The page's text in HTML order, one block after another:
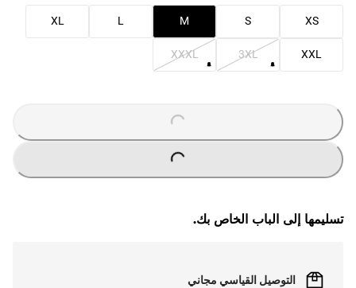
XS
S
M
L
XL
XXL
3XL
XXXL
L
.
تسليمها إلى الباب الخاص بك.
التوصيل القياسي مجاني